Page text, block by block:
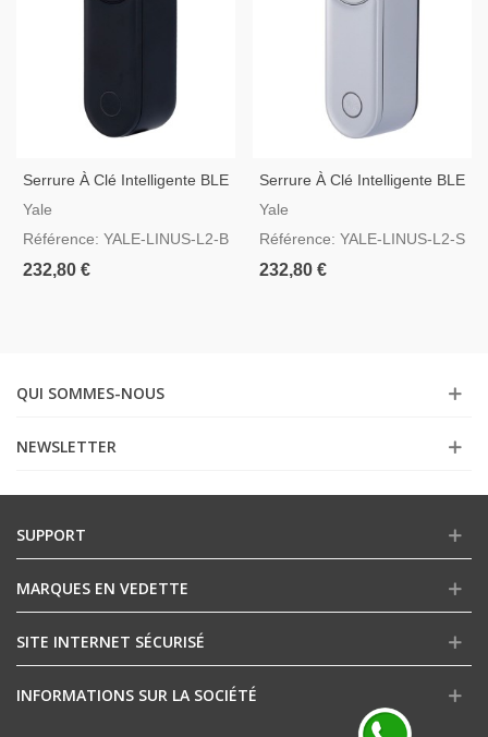
Serrure À Clé Intelligente BLE
Et Wi-Fi Couleur Noir Yale
Yale
Référence: YALE-LINUS-L2-B
232,80 €
Serrure À Clé Intelligente BLE
Et Wi-Fi Couleur Argent Yale
Yale
Référence: YALE-LINUS-L2-S
232,80 €
QUI SOMMES-NOUS
NEWSLETTER
SUPPORT
MARQUES EN VEDETTE
SITE INTERNET SÉCURISÉ
INFORMATIONS SUR LA SOCIÉTÉ